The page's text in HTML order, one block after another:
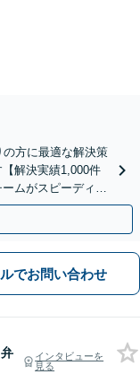
の方に最適な解決策
解決実績1,000件
ムがスピーディー
でお問い合わせ
弁
インタビューを
見る